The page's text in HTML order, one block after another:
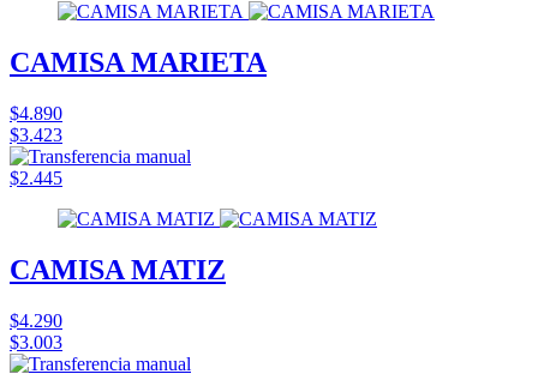
CAMISA MARIETA
$4.890
$3.423
$2.445
CAMISA MATIZ
$4.290
$3.003